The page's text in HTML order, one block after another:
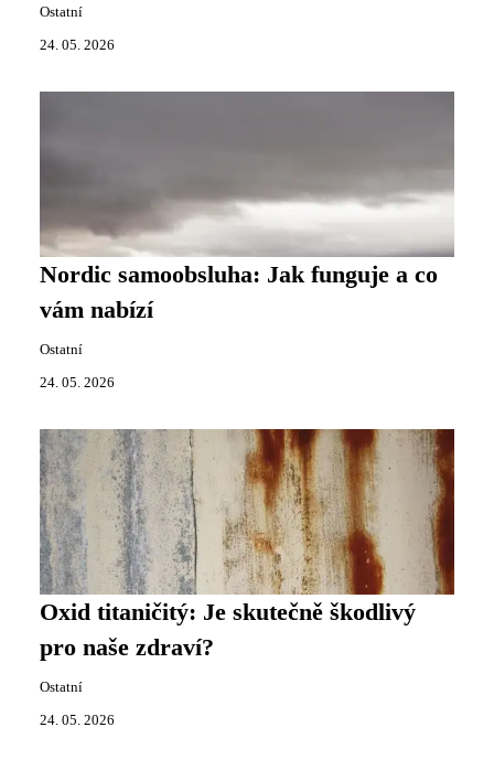
Ostatní
24. 05. 2026
Nordic samoobsluha: Jak funguje a co
vám nabízí
Ostatní
24. 05. 2026
Oxid titaničitý: Je skutečně škodlivý
pro naše zdraví?
Ostatní
24. 05. 2026